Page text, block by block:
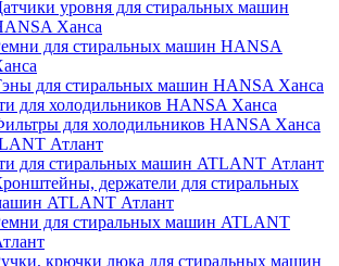
уровня для стиральных машин
Ханса
для стиральных машин HANSA
для стиральных машин HANSA Ханса
для холодильников HANSA Ханса
для холодильников HANSA Ханса
Атлант
для стиральных машин ATLANT Атлант
держатели для стиральных
ATLANT Атлант
для стиральных машин ATLANT
крючки люка для стиральных машин